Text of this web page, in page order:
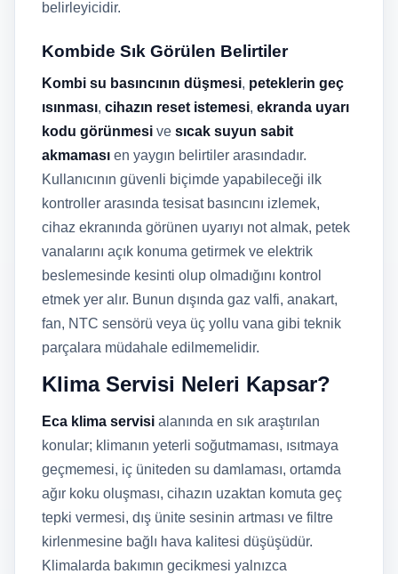
belirleyicidir.
Kombide Sık Görülen Belirtiler
Kombi su basıncının düşmesi, peteklerin geç
ısınması, cihazın reset istemesi, ekranda uyarı
kodu görünmesi ve sıcak suyun sabit
akmaması en yaygın belirtiler arasındadır.
Kullanıcının güvenli biçimde yapabileceği ilk
kontroller arasında tesisat basıncını izlemek,
cihaz ekranında görünen uyarıyı not almak, petek
vanalarını açık konuma getirmek ve elektrik
beslemesinde kesinti olup olmadığını kontrol
etmek yer alır. Bunun dışında gaz valfi, anakart,
fan, NTC sensörü veya üç yollu vana gibi teknik
parçalara müdahale edilmemelidir.
Klima Servisi Neleri Kapsar?
Eca klima servisi alanında en sık araştırılan
konular; klimanın yeterli soğutmaması, ısıtmaya
geçmemesi, iç üniteden su damlaması, ortamda
ağır koku oluşması, cihazın uzaktan komuta geç
tepki vermesi, dış ünite sesinin artması ve filtre
kirlenmesine bağlı hava kalitesi düşüşüdür.
Klimalarda bakımın gecikmesi yalnızca